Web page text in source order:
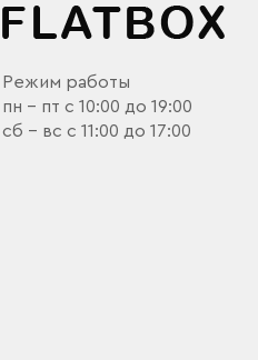
Режим работы
пн - пт с 10:00 до 19:00
сб - вс с 11:00 до 17:00